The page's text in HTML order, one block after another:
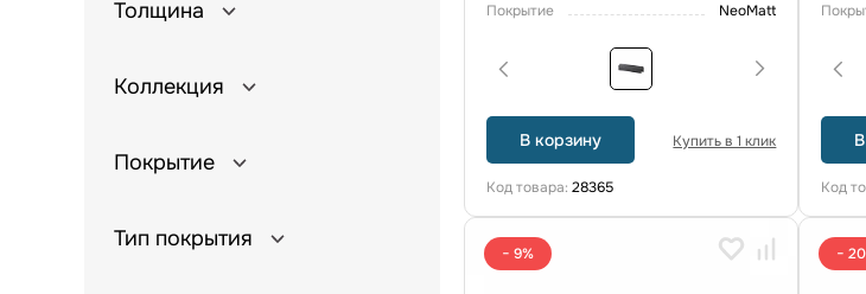
Толщина
Коллекция
Покрытие
Тип покрытия
Покрытие
NeoMatt
В корзину Купить в 1 клик
Код товара:28365 Код
− 9% −